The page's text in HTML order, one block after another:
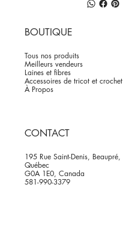
BOUTIQUE
Tous nos produits
Meilleurs vendeurs
Laines et fibres
Accessoires de tricot et crochet
À Propos
CONTACT
195 Rue Saint-Denis, Beaupré,
Québec
G0A 1E0, Canada
581-990-3379